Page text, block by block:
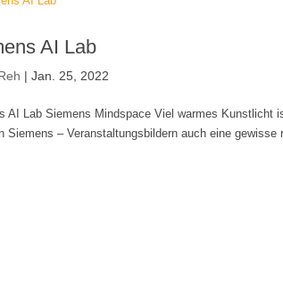
AI Lab
|Jan. 25, 2022
AI Lab Siemens Mindspace Viel warmes Kunstlicht
Siemens – Veranstaltungsbildern auch eine